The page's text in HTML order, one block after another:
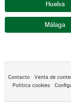
Huelva
Málaga
Contacto Venta de
Política cookies